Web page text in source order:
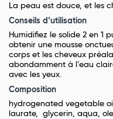
La peau est douce, et les
Conseils d’utilisation
Humidifiez le solide 2 en 1
obtenir une mousse
corps et les cheveux
abondamment à l’eau
avec les yeux.
Composition
hydrogenated vegetable
laurate, glycerin, aqua,